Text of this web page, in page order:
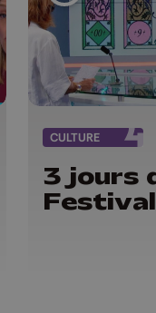
CULTURE
3 jours